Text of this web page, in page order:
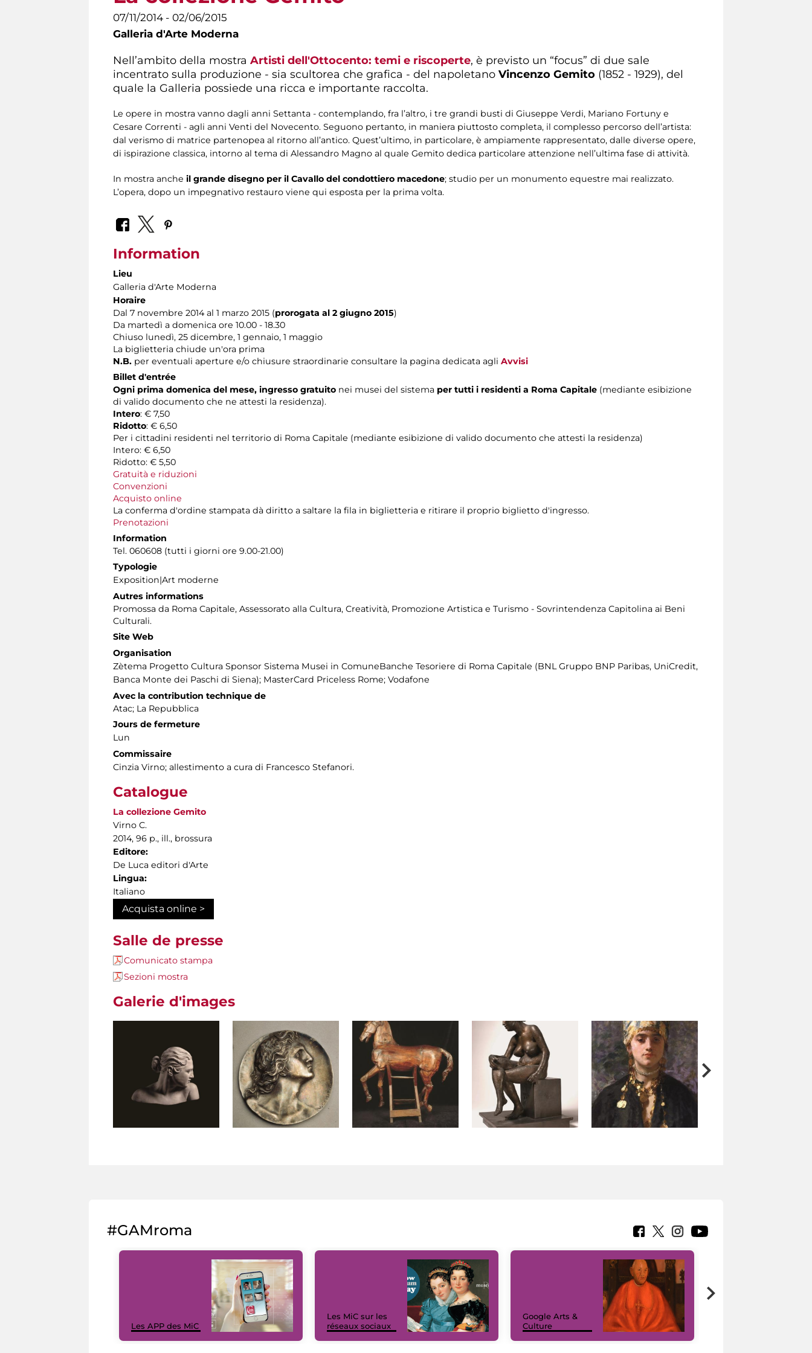
07/11/2014 - 02/06/2015
Galleria d'Arte Moderna
Nell’ambito della mostra Artisti dell'Ottocento: temi e riscoperte, è previsto un “focus” di due sale
incentrato sulla produzione - sia scultorea che grafica - del napoletano Vincenzo Gemito (1852 - 1929), del
quale la Galleria possiede una ricca e importante raccolta.
Le opere in mostra vanno dagli anni Settanta - contemplando, fra l’altro, i tre grandi busti di Giuseppe Verdi, Mariano Fortuny e
Cesare Correnti - agli anni Venti del Novecento. Seguono pertanto, in maniera piuttosto completa, il complesso percorso dell’artista:
dal verismo di matrice partenopea al ritorno all’antico. Quest’ultimo, in particolare, è ampiamente rappresentato, dalle diverse opere,
di ispirazione classica, intorno al tema di Alessandro Magno al quale Gemito dedica particolare attenzione nell’ultima fase di attività.
In mostra anche il grande disegno per il Cavallo del condottiero macedone; studio per un monumento equestre mai realizzato.
L’opera, dopo un impegnativo restauro viene qui esposta per la prima volta.
Information
Lieu
Galleria d'Arte Moderna
Horaire
Dal 7 novembre 2014 al 1 marzo 2015 (prorogata al 2 giugno 2015)
Da martedì a domenica ore 10.00 - 18.30
Chiuso lunedì, 25 dicembre, 1 gennaio, 1 maggio
La biglietteria chiude un'ora prima
N.B. per eventuali aperture e/o chiusure straordinarie consultare la pagina dedicata agli Avvisi
Billet d'entrée
Ogni prima domenica del mese, ingresso gratuito nei musei del sistema per tutti i residenti a Roma Capitale (mediante esibizione
di valido documento che ne attesti la residenza).
Intero: € 7,50
Ridotto: € 6,50
Per i cittadini residenti nel territorio di Roma Capitale (mediante esibizione di valido documento che attesti la residenza)
Intero: € 6,50
Ridotto: € 5,50
Gratuità e riduzioni
Convenzioni
Acquisto online
La conferma d'ordine stampata dà diritto a saltare la fila in biglietteria e ritirare il proprio biglietto d'ingresso.
Prenotazioni
Information
Tel. 060608 (tutti i giorni ore 9.00-21.00)
Typologie
Exposition|Art moderne
Autres informations
Promossa da Roma Capitale, Assessorato alla Cultura, Creatività, Promozione Artistica e Turismo - Sovrintendenza Capitolina ai Beni
Culturali.
Site Web
Organisation
Zètema Progetto Cultura Sponsor Sistema Musei in ComuneBanche Tesoriere di Roma Capitale (BNL Gruppo BNP Paribas, UniCredit,
Banca Monte dei Paschi di Siena); MasterCard Priceless Rome; Vodafone
Avec la contribution technique de
Atac; La Repubblica
Jours de fermeture
Lun
Commissaire
Cinzia Virno; allestimento a cura di Francesco Stefanori.
Catalogue
La collezione Gemito
Virno C.
2014, 96 p., ill., brossura
Editore:
De Luca editori d'Arte
Lingua:
Italiano
Acquista online >
Salle de presse
Comunicato stampa
Sezioni mostra
Galerie d'images
#GAMroma
Les APP des MiC
Les MiC sur les
réseaux sociaux
Google Arts &
Culture